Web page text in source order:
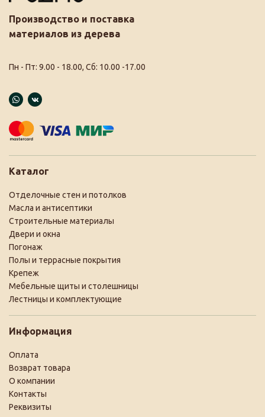
Производство и поставка
материалов из дерева
Пн - Пт: 9.00 - 18.00, Сб: 10.00 -17.00
Каталог
Отделочные стен и потолков
Масла и антисептики
Строительные материалы
Двери и окна
Погонаж
Полы и террасные покрытия
Крепеж
Мебельные щиты и столешницы
Лестницы и комплектующие
Информация
Оплата
Возврат товара
О компании
Контакты
Реквизиты